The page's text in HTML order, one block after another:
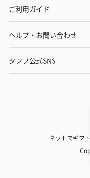
ご利用ガイド
ヘルプ・お問い合わせ
タンプ公式SNS
ネットでギフ